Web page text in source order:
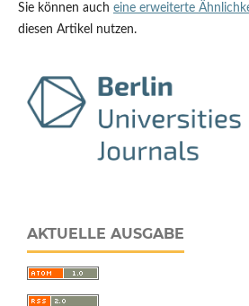
Sie können auch eine erweiterte
diesen Artikel nutzen.
AKTUELLE AUSGABE